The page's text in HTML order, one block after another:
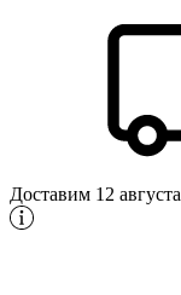
Доставим 12 августа